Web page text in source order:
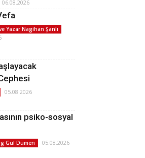
06.08.2026
Yazar Nagihan Şanlı
05.08.2026
psiko-sosyal
Gül Dümen 05.08.2026